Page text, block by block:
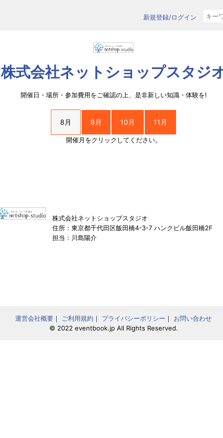
新規登録/ログイン
株式会社ネットショップスタジ
開催日・場所・参加費用をご確認の上、是非新しい知識・体験を!
8月 9月 10月 11月
開催月をクリックしてください。
株式会社ネットショップスタジオ
住所：東京都千代田区飯田橋4-3-7 ハンクビル飯田橋2F
担当：川島陽介
運営会社概要 ｜ ご利用規約 ｜ プライバシーポリシー ｜ お問い合わせ
© 2022 eventbook.jp All Rights Reserved.